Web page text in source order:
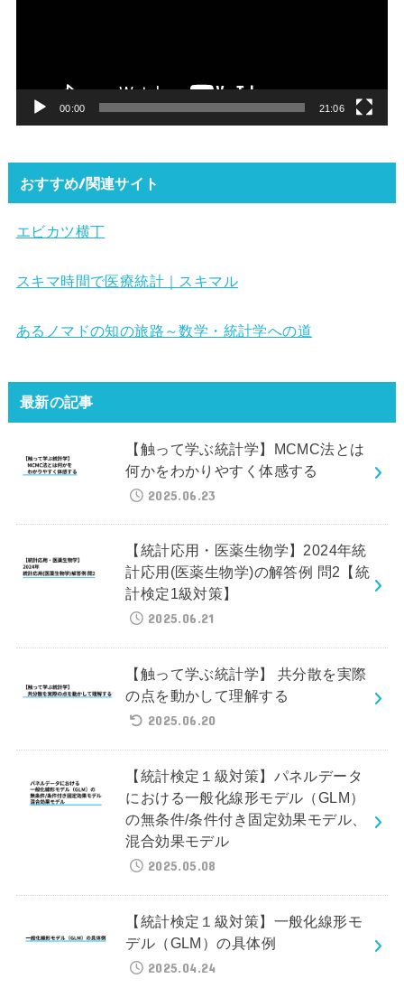
00:00 21:06
おすすめ/関連サイト
エビカツ横丁
スキマ時間で医療統計｜スキマル
あるノマドの知の旅路～数学・統計学への道
最新の記事
【触って学ぶ統計学】MCMC法とは
何かをわかりやすく体感する
2025.06.23
【統計応用・医薬生物学】2024年統
計応用(医薬生物学)の解答例 問2【統
計検定1級対策】
2025.06.21
【触って学ぶ統計学】 共分散を実際
の点を動かして理解する
2025.06.20
【統計検定１級対策】パネルデータ
における一般化線形モデル（GLM）
の無条件/条件付き固定効果モデル、
混合効果モデル
2025.05.08
【統計検定１級対策】一般化線形モ
デル（GLM）の具体例
2025.04.24